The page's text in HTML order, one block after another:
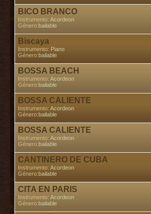
BICO BRANCO
Instrumento: Acordeon
Género:bailable
Biscaya
Instrumento: Piano
Género:bailable
BOSSA BEACH
Instrumento: Acordeon
Género:bailable
BOSSA CALIENTE
Instrumento: Acordeon
Género:bailable
BOSSA CALIENTE
Instrumento: Acordeon
Género:bailable
CANTINERO DE CUBA
Instrumento: Acordeon
Género:bailable
CITA EN PARIS
Instrumento: Acordeon
Género:bailable